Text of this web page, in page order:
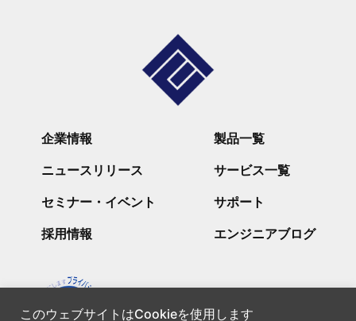
企業情報
ニュースリリース
セミナー・イベント
採用情報
製品一覧
サービス一覧
サポート
エンジニアブログ
このウェブサイトはCookieを使用します